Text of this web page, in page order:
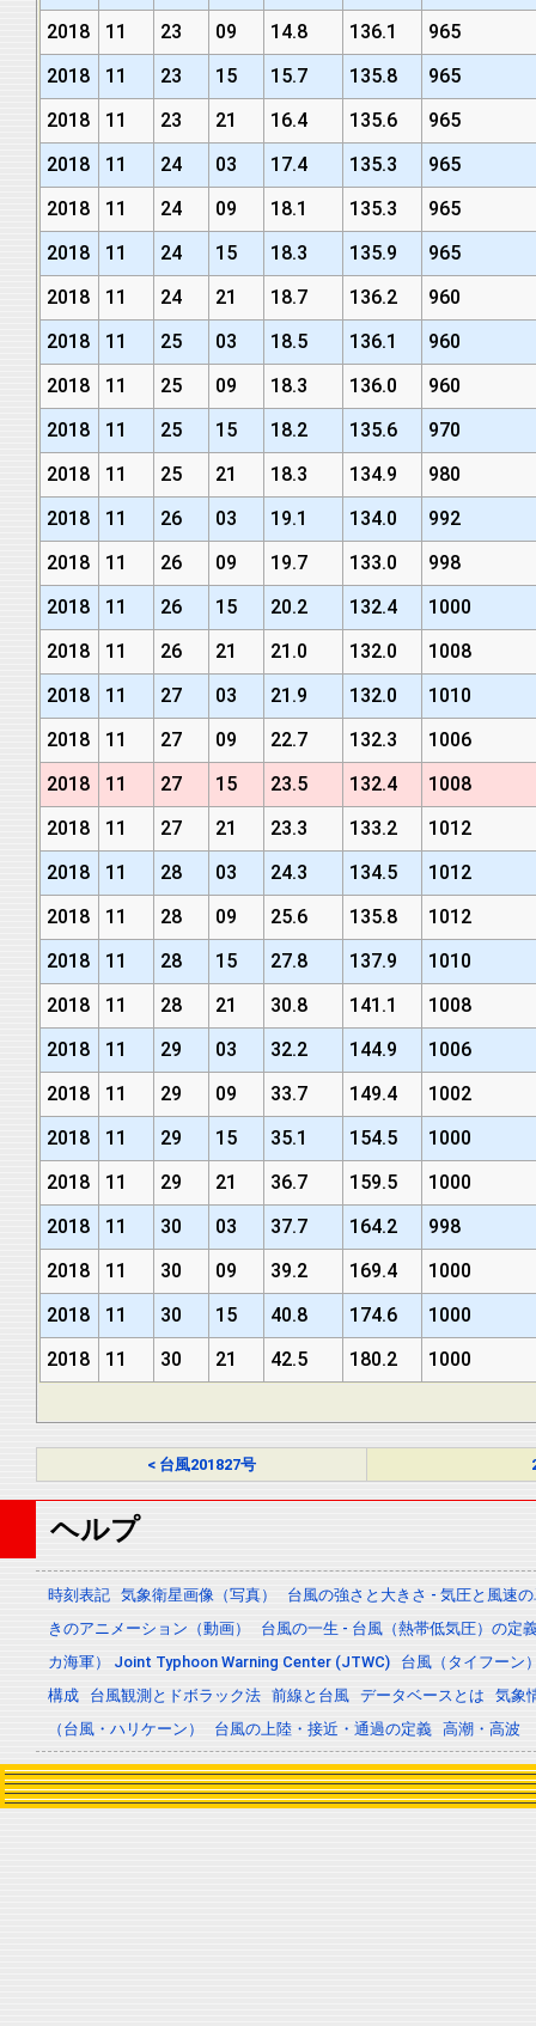
2018
11 23 09 14.8 136.1
965
2018
11 23 15 15.7 135.8
965
2018
11 23 21 16.4 135.6
965
2018
11 24 03 17.4 135.3
965
2018
11 24 09 18.1 135.3
965
2018
11 24 15 18.3 135.9
965
2018
11 24 21 18.7 136.2
960
2018
11 25 03 18.5 136.1
960
2018
11 25 09 18.3 136.0
960
2018
11 25 15 18.2 135.6
970
2018
11 25 21 18.3 134.9
980
2018
11 26 03 19.1 134.0
992
2018
11 26 09 19.7 133.0
998
2018
11 26 15 20.2 132.4
1000
2018
11 26 21 21.0 132.0
1008
2018
11 27 03 21.9 132.0
1010
2018
11 27 09 22.7 132.3
1006
2018
11 27 15 23.5 132.4
1008
2018
11 27 21 23.3 133.2
1012
2018
11 28 03 24.3 134.5
1012
2018
11 28 09 25.6 135.8
1012
2018
11 28 15 27.8 137.9
1010
2018
11 28 21 30.8 141.1
1008
2018
11 29 03 32.2 144.9
1006
2018
11 29 09 33.7 149.4
1002
2018
11 29 15 35.1 154.5
1000
2018
11 29 21 36.7 159.5
1000
2018
11 30 03 37.7 164.2
998
2018
11 30 09 39.2 169.4
1000
2018
11 30 15 40.8 174.6
1000
2018
11 30 21 42.5 180.2 1000
< 台風201827号
ヘルプ
時刻表記 気象衛星画像（写真）
台風の強さと大きさ - 気圧と風速
きのアニメーション（動画）
台風の一生 - 台風（熱帯低気圧）の定
カ海軍） Joint Typhoon Warning Center (JTWC)
台風（タイフーン
構成
台風観測とドボラック法 前線と台風 データベースとは
気象
（台風・ハリケーン）
台風の上陸・接近・通過の定義 高潮・高波